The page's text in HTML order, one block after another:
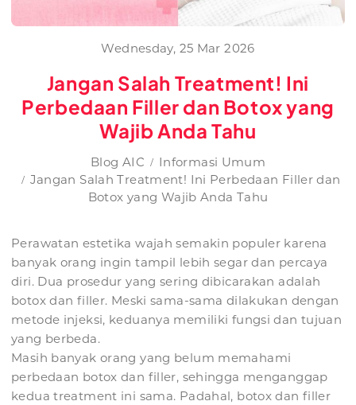
Wednesday, 25 Mar 2026
Jangan Salah Treatment! Ini
Perbedaan Filler dan Botox yang
Wajib Anda Tahu
Blog AIC
Informasi Umum
Jangan Salah Treatment! Ini Perbedaan Filler dan
Botox yang Wajib Anda Tahu
Perawatan estetika wajah semakin populer karena
banyak orang ingin tampil lebih segar dan percaya
diri. Dua prosedur yang sering dibicarakan adalah
botox dan filler. Meski sama-sama dilakukan dengan
metode injeksi, keduanya memiliki fungsi dan tujuan
yang berbeda.
Masih banyak orang yang belum memahami
perbedaan botox dan filler, sehingga menganggap
kedua treatment ini sama. Padahal, botox dan filler